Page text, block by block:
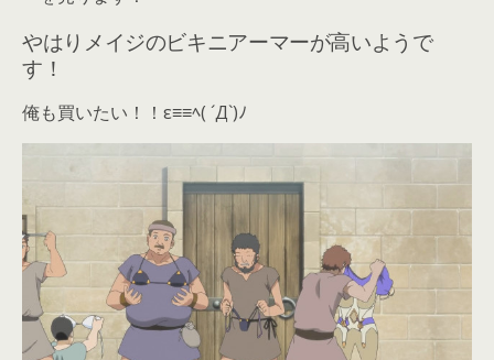
やはりメイジのビキニアーマーが高いようで
す！
俺も買いたい！！ε≡≡ﾍ( ´Д`)ﾉ